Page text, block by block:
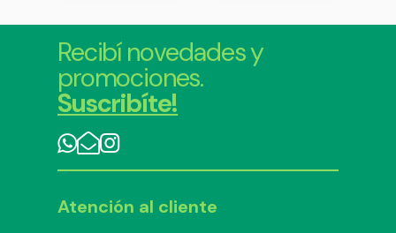
Recibí novedades y
promociones.
Suscribíte!
Atención al cliente